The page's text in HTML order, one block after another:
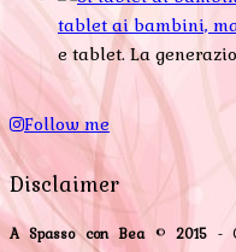
tablet ai bambini,
e tablet. La
Follow me
Disclaimer
A Spasso con Bea©2015 -